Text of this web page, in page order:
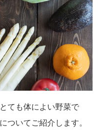
ても体によい野菜で
ついてご紹介します。